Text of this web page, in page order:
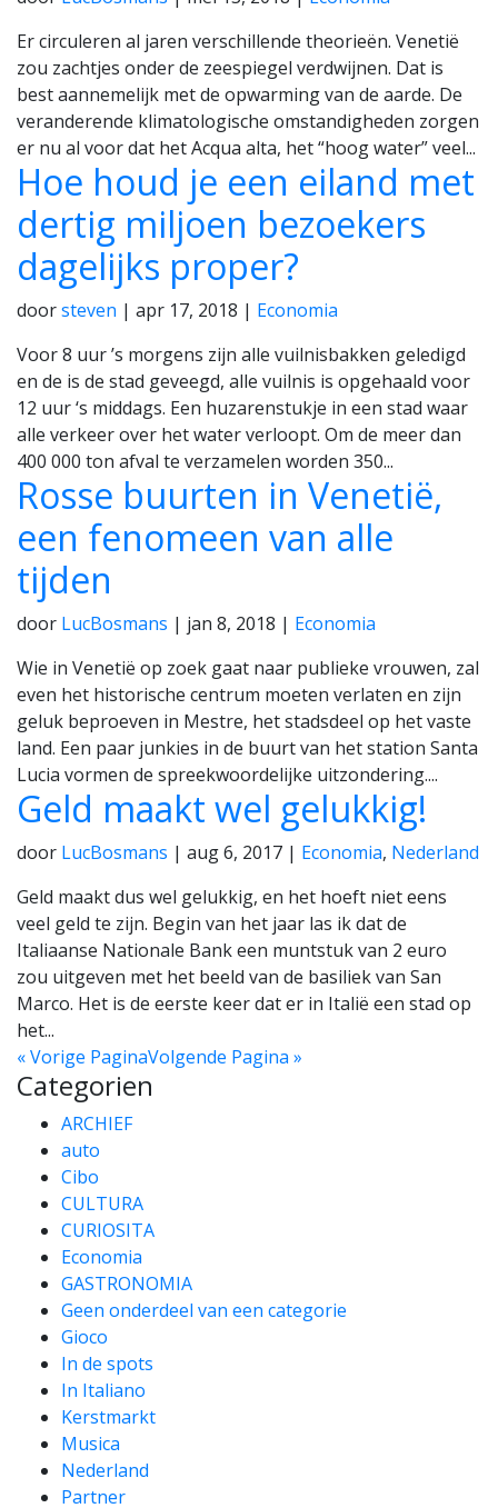
Er circuleren al jaren verschillende theorieën. Venetië
zou zachtjes onder de zeespiegel verdwijnen. Dat is
best aannemelijk met de opwarming van de aarde. De
veranderende klimatologische omstandigheden zorgen
er nu al voor dat het Acqua alta, het “hoog water” veel...
Hoe houd je een eiland met
dertig miljoen bezoekers
dagelijks proper?
doorsteven | apr 17, 2018 | Economia
Voor 8 uur ’s morgens zijn alle vuilnisbakken geledigd
en de is de stad geveegd, alle vuilnis is opgehaald voor
12 uur ‘s middags. Een huzarenstukje in een stad waar
alle verkeer over het water verloopt. Om de meer dan
400 000 ton afval te verzamelen worden 350...
Rosse buurten in Venetië,
een fenomeen van alle
tijden
door LucBosmans | jan 8, 2018 | Economia
Wie in Venetië op zoek gaat naar publieke vrouwen, zal
even het historische centrum moeten verlaten en zijn
geluk beproeven in Mestre, het stadsdeel op het vaste
land. Een paar junkies in de buurt van het station Santa
Lucia vormen de spreekwoordelijke uitzondering....
Geld maakt wel gelukkig!
door LucBosmans | aug 6, 2017 | Economia, Nederland
Geld maakt dus wel gelukkig, en het hoeft niet eens
veel geld te zijn. Begin van het jaar las ik dat de
Italiaanse Nationale Bank een muntstuk van 2 euro
zou uitgeven met het beeld van de basiliek van San
Marco. Het is de eerste keer dat er in Italië een stad op
het...
« Vorige PaginaVolgende Pagina »
Categorien
ARCHIEF
auto
Cibo
CULTURA
CURIOSITA
Economia
GASTRONOMIA
Geen onderdeel van een categorie
Gioco
In de spots
In Italiano
Kerstmarkt
Musica
Nederland
Partner